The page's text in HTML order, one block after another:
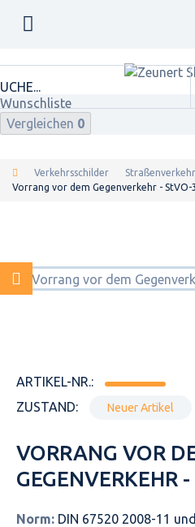
Wunschliste
Vergleichen 0
Verkehrsschilder
Vorrang vor dem Gegenverkehr - StVO-
ARTIKEL-NR.:
ZUSTAND:
Neuer Artikel
VORRANG VOR
GEGENVERKEHR
Norm: DIN 67520 2008-11